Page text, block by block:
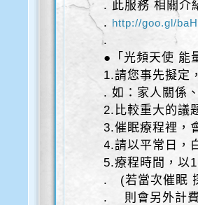
. 此服務 相關介
. http://goo.gl/
.
●「光頻天使 能
1.請您事先擬定
. 如：家人關係
2.比較重大的議
3.催眠療程裡，
4.請以平常日，
5.療程時間，以
. (若當次催眠
. 則會另外計費